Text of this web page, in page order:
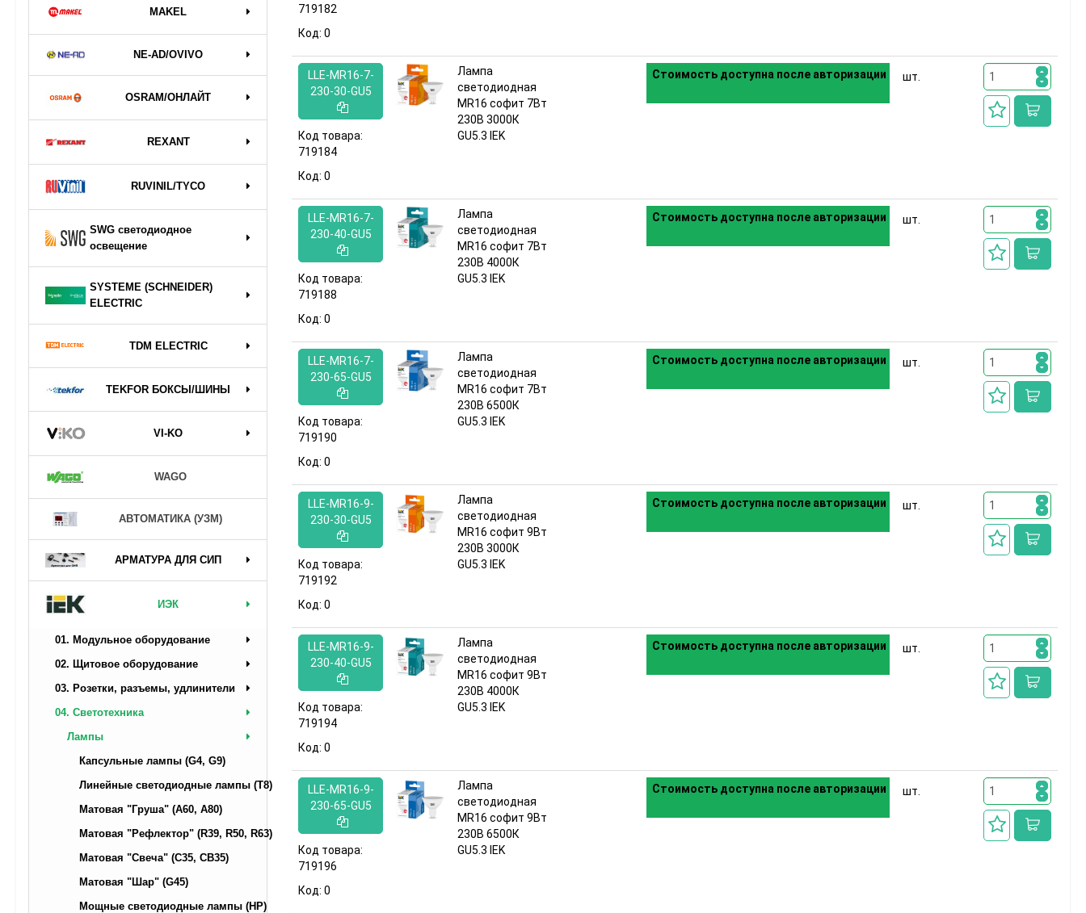
MAKEL
NE-AD/OVIVO
OSRAM/ОНЛАЙТ
REXANT
RUVINIL/TYCO
SWG светодиодное
освещение
SYSTEME (SCHNEIDER)
ELECTRIC
TDM ELECTRIC
TEKFOR БОКСЫ/ШИНЫ
VI-KO
WAGO
АВТОМАТИКА (УЗМ)
АРМАТУРА ДЛЯ СИП
ИЭК
01. Модульное оборудование
02. Щитовое оборудование
03. Розетки, разъемы, удлинители
04. Светотехника
Лампы
Капсульные лампы (G4, G9)
Линейные светодиодные лампы (T8)
Матовая "Груша" (А60, A80)
Матовая "Рефлектор" (R39, R50, R63)
Матовая "Свеча" (C35, CB35)
Матовая "Шар" (G45)
Мощные светодиодные лампы (НР)
719182
Код: 0
LLE-MR16-7-
230-30-GU5
Код товара:
719184
Код: 0
Лампа
светодиодная
MR16 софит 7Вт
230В 3000К
GU5.3 IEK
Стоимость доступна после авторизации шт.
LLE-MR16-7-
230-40-GU5
Код товара:
719188
Код: 0
Лампа
светодиодная
MR16 софит 7Вт
230В 4000К
GU5.3 IEK
Стоимость доступна после авторизации шт.
LLE-MR16-7-
230-65-GU5
Код товара:
719190
Код: 0
Лампа
светодиодная
MR16 софит 7Вт
230В 6500К
GU5.3 IEK
Стоимость доступна после авторизации шт.
LLE-MR16-9-
230-30-GU5
Код товара:
719192
Код: 0
Лампа
светодиодная
MR16 софит 9Вт
230В 3000К
GU5.3 IEK
Стоимость доступна после авторизации шт.
LLE-MR16-9-
230-40-GU5
Код товара:
719194
Код: 0
Лампа
светодиодная
MR16 софит 9Вт
230В 4000К
GU5.3 IEK
Стоимость доступна после авторизации шт.
LLE-MR16-9-
230-65-GU5
Код товара:
719196
Код: 0
Лампа
светодиодная
MR16 софит 9Вт
230В 6500К
GU5.3 IEK
Стоимость доступна после авторизации шт.